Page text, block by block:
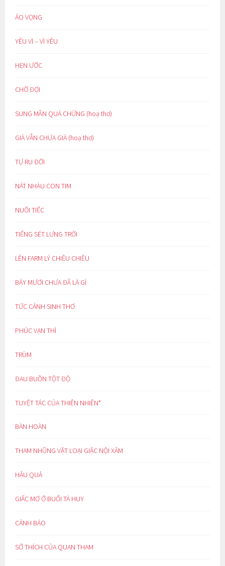
ẢO VỌNG
YÊU VÌ – VÌ YÊU
HẸN ƯỚC
CHỜ ĐỢI
SUNG MÃN QUÁ CHỪNG (hoạ thơ)
GIÀ VẪN CHƯA GIÀ (hoạ thơ)
TỰ RU ĐỜI
NÁT NHÀU CON TIM
NUỐI TIẾC
TIẾNG SÉT LƯNG TRỜI
LÊN FARM LÝ CHIỀU CHIỀU
BẢY MƯƠI CHƯA ĐÃ LÀ GÌ
TỨC CẢNH SINH THƠ
PHÚC VẠN THÌ
TRÙM
ĐAU BUỒN TỘT ĐỘ
TUYỆT TÁC CỦA THIÊN NHIÊN*
BÀN HOÀN
THAM NHŨNG VẶT LOẠI GIẶC NỘI XÂM
HẬU QUẢ
GIẤC MƠ Ở BUỔI TÀ HUY
CẢNH BÁO
SỞ THÍCH CỦA QUAN THAM